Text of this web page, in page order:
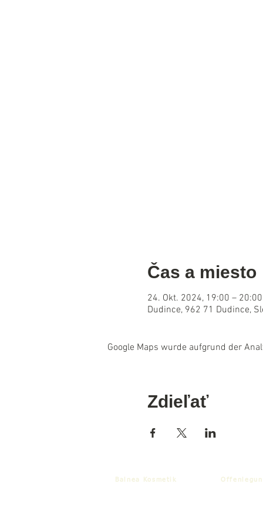
Čas a miesto
24. Okt. 2024, 19:00 – 20:00
Dudince, 962 71 Dudince,
Google Maps wurde aufgrund der
Zdieľať
Balnea Kosmetik